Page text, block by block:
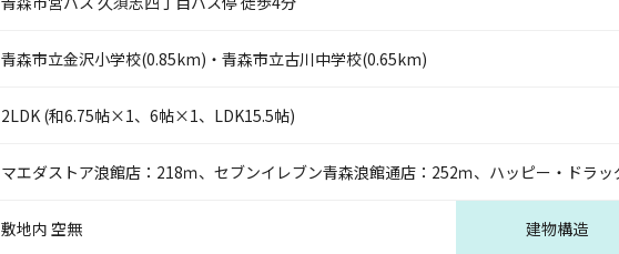
青森市立金沢小学校(0.85km)・青森市立古川中学校(0.65km)
2LDK (和6.75帖×1、6帖×1、LDK15.5帖)
マエダストア浪館店：218ｍ、セブンイレブン青森浪館通店：252ｍ、ハッピー・ドラ
敷地内 空無 建物構造